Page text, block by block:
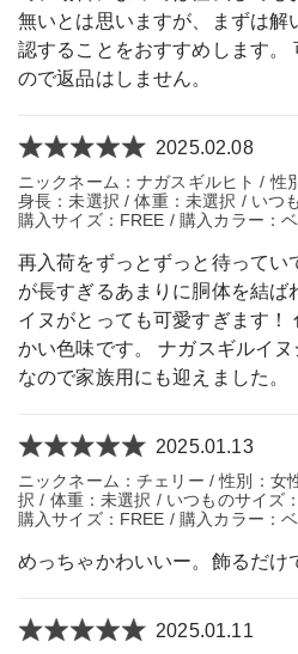
無いとは思いますが、まずは解
認することをおすすめします。
ので返品はしません。
2025.02.08
ニックネーム：ナガスギルヒト / 性
身長：未選択 / 体重：未選択 / いつ
購入サイズ：FREE / 購入カラー：
再入荷をずっとずっと待ってい
が長すぎるあまりに胴体を結ば
イヌがとっても可愛すぎます！
かい色味です。 ナガスギルイ
なので家族用にも迎えました。
2025.01.13
ニックネーム：チェリー / 性別：女
択 / 体重：未選択 / いつものサイズ：
購入サイズ：FREE / 購入カラー：
めっちゃかわいいー。飾るだけ
2025.01.11